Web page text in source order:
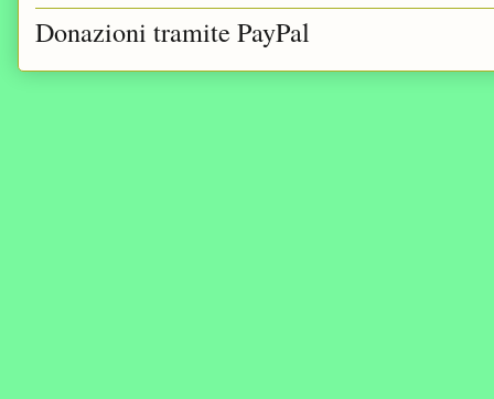
Donazioni tramite PayPal